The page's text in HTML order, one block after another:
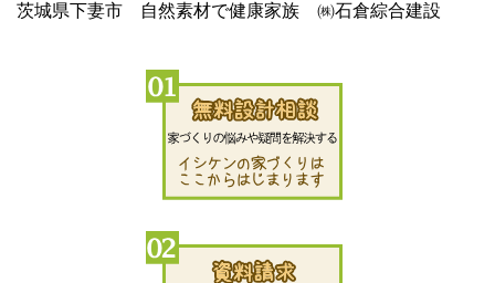
茨城県下妻市 自然素材で健康家族 ㈱石倉綜合建設